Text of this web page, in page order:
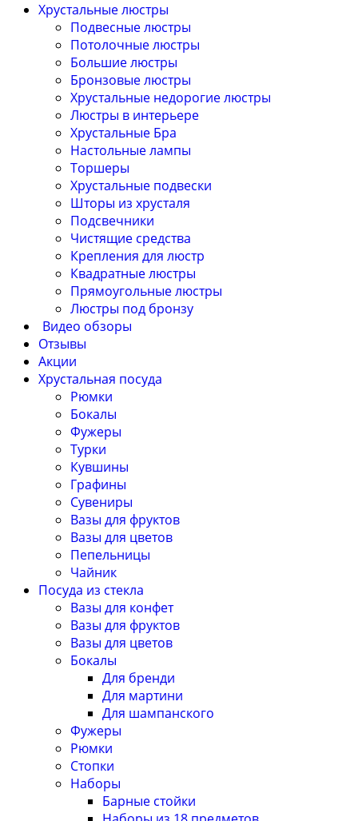
Хрустальные люстры
Подвесные люстры
Потолочные люстры
Большие люстры
Бронзовые люстры
Хрустальные недорогие люстры
Люстры в интерьере
Хрустальные Бра
Настольные лампы
Торшеры
Хрустальные подвески
Шторы из хрусталя
Подсвечники
Чистящие средства
Крепления для люстр
Квадратные люстры
Прямоугольные люстры
Люстры под бронзу
Видео обзоры
Отзывы
Акции
Хрустальная посуда
Рюмки
Бокалы
Фужеры
Турки
Кувшины
Графины
Сувениры
Вазы для фруктов
Вазы для цветов
Пепельницы
Чайник
Посуда из стекла
Вазы для конфет
Вазы для фруктов
Вазы для цветов
Бокалы
Для бренди
Для мартини
Для шампанского
Фужеры
Рюмки
Стопки
Наборы
Барные стойки